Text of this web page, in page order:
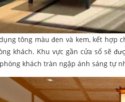
tông màu đen và kem, kết hợp
khách. Khu vực gần cửa sổ sẽ
khách tràn ngập ánh sáng tự